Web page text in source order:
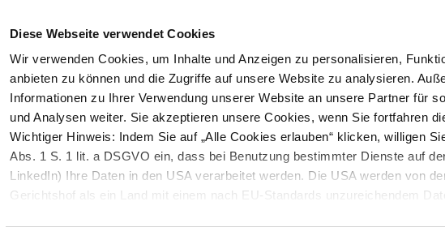
Diese Webseite verwendet Cookies
Wir verwenden Cookies, um Inhalte und Anzeigen zu personalisieren,
anbieten zu können und die Zugriffe auf unsere Website zu analysieren.
Informationen zu Ihrer Verwendung unserer Website an unsere Partner für
und Analysen weiter. Sie akzeptieren unsere Cookies, wenn Sie fortfahren
Wichtiger Hinweis: Indem Sie auf „Alle Cookies erlauben“ klicken, willigen
Abs. 1 S. 1 lit. a DSGVO ein, dass bei Benutzung bestimmter Dienste auf
LinkedIn) Ihre Daten in den USA verarbeitet werden. Die USA werden von
Gerichtshof als ein Land mit einem nach EU-Standards unzureichendem